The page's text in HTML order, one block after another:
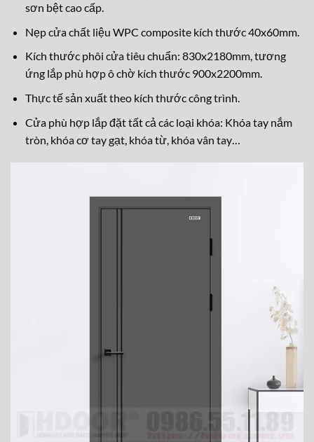
sơn bệt cao cấp.
Nẹp cửa chất liệu WPC composite kích thước 40x60mm.
Kích thước phôi cửa tiêu chuẩn: 830x2180mm, tương
ứng lắp phù hợp ô chờ kích thước 900x2200mm.
Thực tế sản xuất theo kích thước công trình.
Cửa phù hợp lắp đặt tất cả các loại khóa: Khóa tay nắm
tròn, khóa cơ tay gạt, khóa từ, khóa vân tay…